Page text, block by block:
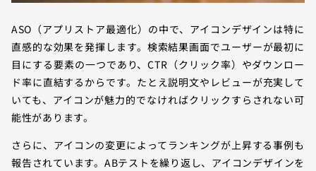
ASO（アプリストア最適化）の中で、アイコンデザインは特に
直感的な効果を発揮します。検索結果画面でユーザーが最初に
目にする要素の一つであり、CTR（クリック率）やダウンロー
ド率に直結するからです。たとえ説明文やレビューが充実して
いても、アイコンが魅力的でなければクリックすらされない可
能性があります。
さらに、アイコンの変更によってランキングが上昇する事例も
報告されています。ABテストを繰り返し、アイコンデザインを